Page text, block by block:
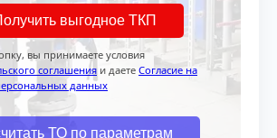
выгодное ТКП
вы принимаете условия
соглашения и даете Согласие на
данных
ТО по параметрам